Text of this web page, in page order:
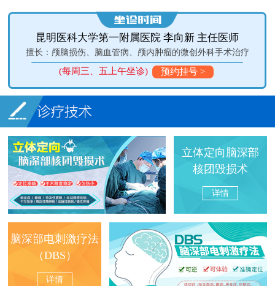
昆明医科大学第一附属医院 李向新 主任医师
擅长：颅脑损伤、脑血管病、颅内肿瘤的微创外科手术治疗
(每周三、五上午坐诊) 预约挂号 >
立体定向脑深部
核团毁损术
详情
脑深部电刺激疗法
（DBS）
详情